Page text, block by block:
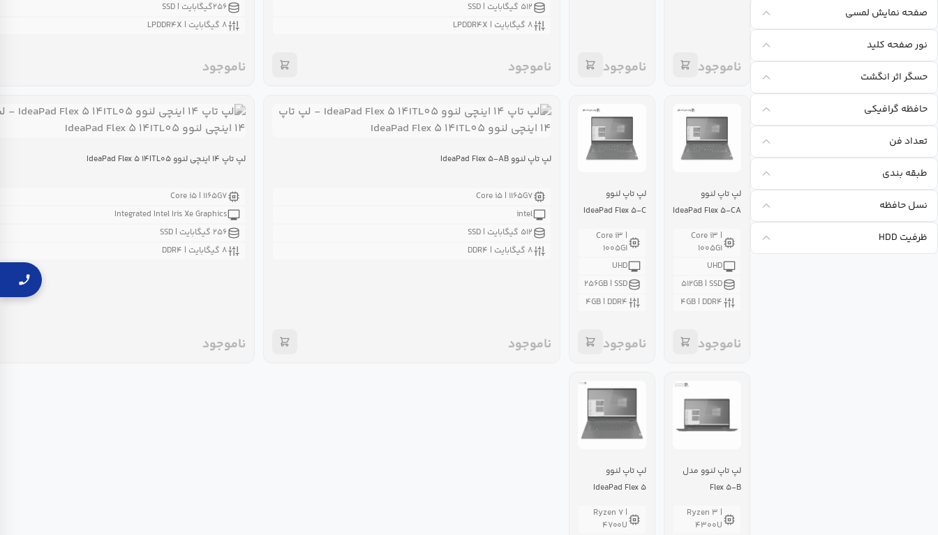
صفحه نمایش لمسی
نور صفحه کلید
حسگر اثر انگشت
حافظه گرافیکی
تعداد فن
طبقه بندی
نسل حافظه
ظرفیت HDD
ناموجود ناموجود
۵۱۲ گیگابایت | SSD
۸ گیگابایت | LPDDR۴X
ناموجود
۲۵۶گیگابایت | SSD
۸ گیگابایت | LPDDR۴X
ناموجود
لپ تاپ لنوو
IdeaPad Flex ۵-CA
Core i۳ |
۱۰۰۵G۱
UHD
۵۱۲GB | SSD
۴GB | DDR۴
ناموجود
لپ تاپ لنوو
IdeaPad Flex ۵-C
Core i۳ |
۱۰۰۵G۱
UHD
۲۵۶GB | SSD
۴GB | DDR۴
ناموجود
لپ تاپ لنوو IdeaPad Flex ۵-AB
Core i۵ | ۱۱۶۵G۷
intel
۵۱۲ گیگابایت | SSD
۸ گیگابایت | DDR۴
ناموجود
لپ تاپ ۱۴ اینچی لنوو IdeaPad Flex ۵ ۱۴ITL۰۵
Core i۵ | ۱۱۶۵G۷
Integrated Intel Iris Xe Graphics
۲۵۶ گیگابایت | SSD
۸ گیگابایت | DDR۴
ناموجود
لپ تاپ لنوو مدل
Flex ۵-B
Ryzen ۳ |
۴۳۰۰U
لپ تاپ لنوو
IdeaPad Flex ۵
Ryzen ۷ |
۴۷۰۰U